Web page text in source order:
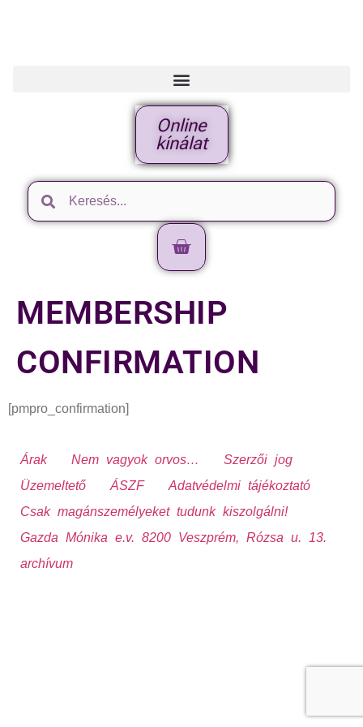
Online
kínálat
MEMBERSHIP
CONFIRMATION
[pmpro_confirmation]
Árak Nem vagyok orvos…
Szerzői jog
Üzemeltető
ÁSZF
Adatvédelmi tájékoztató
Csak magánszemélyeket tudunk kiszolgálni!
Gazda Mónika e.v. 8200 Veszprém, Rózsa u. 13.
archívum